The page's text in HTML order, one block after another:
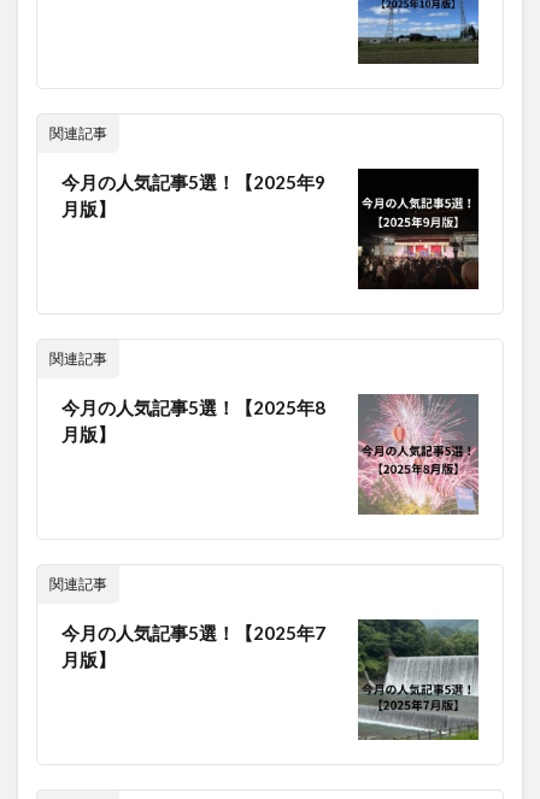
関連記事
今月の人気記事5選！【2025年9
月版】
関連記事
今月の人気記事5選！【2025年8
月版】
関連記事
今月の人気記事5選！【2025年7
月版】